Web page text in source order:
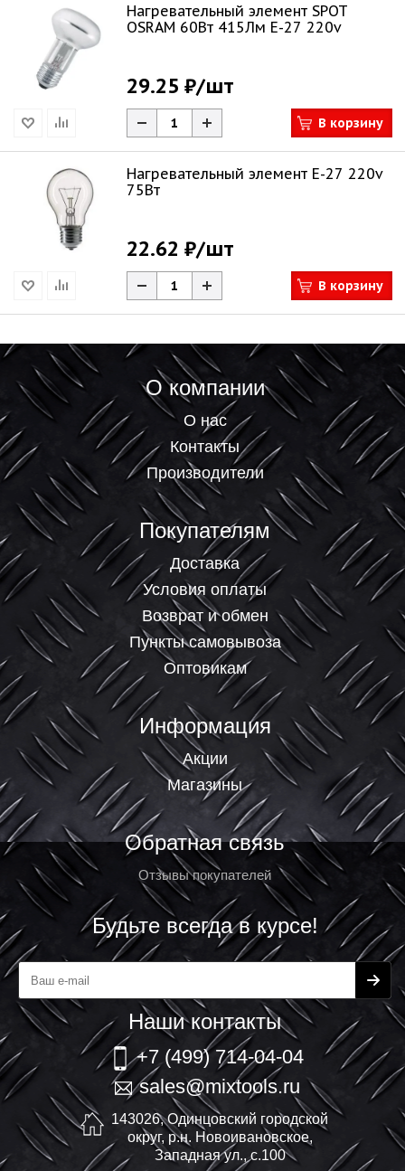
Нагревательный элемент SPOT
OSRAM 60Вт 415Лм E-27 220v
29.25 ₽/шт
В корзину
Нагревательный элемент Е-27 220v
75Вт
22.62 ₽/шт
В корзину
О компании
О нас
Контакты
Производители
Покупателям
Доставка
Условия оплаты
Возврат и обмен
Пункты самовывоза
Оптовикам
Информация
Акции
Магазины
Обратная связь
Отзывы покупателей
Будьте всегда в курсе!
Наши контакты
+7 (499) 714-04-04
sales@mixtools.ru
143026, Одинцовский городской
округ, р.н. Новоивановское,
Западная ул., с.100